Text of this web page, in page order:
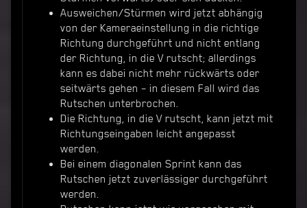
Ausweichen/Stürmen wird jetzt abhängig
von der Kameraeinstellung in die richtige
Richtung durchgeführt und nicht entlang
der Richtung, in die V rutscht; allerdings
kann es dabei nicht mehr rückwärts oder
seitwärts gehen – in diesem Fall wird das
Rutschen unterbrochen.
Die Richtung, in die V rutscht, kann jetzt mit
Richtungseingaben leicht angepasst
werden.
Bei einem diagonalen Sprint kann das
Rutschen jetzt zuverlässiger durchgeführt
werden.